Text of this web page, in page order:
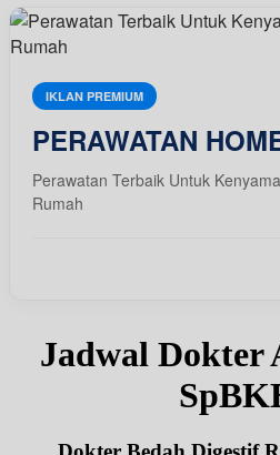
IKLAN PREMIUM
PERAWATAN
Perawatan Terbaik Untuk
Rumah
Jadwal Dokter